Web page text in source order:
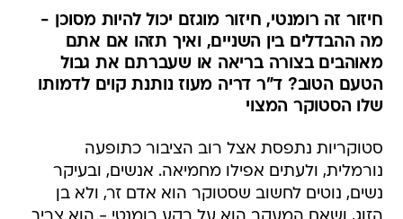
חיזור זה רומנטי, חיזור מוגזם יכול להיות מסוכן -
מה ההבדלים בין השניים, ואיך תזהו אם אתם
מאוהבים בצורה בריאה או שעברתם את גבול
הטעם הטוב? ד"ר דריה מעוז נותנת קוים לדמותו
שלו הסטוקר המצוי
סטוקריות נתפסת אצל רוב הציבור כתופעה
נורמלית, ולעתים אפילו מחמיאה. אנשים, ובעיקר
נשים, נוטים לחשוב שסטוקר הוא אדם זר, ולא בן